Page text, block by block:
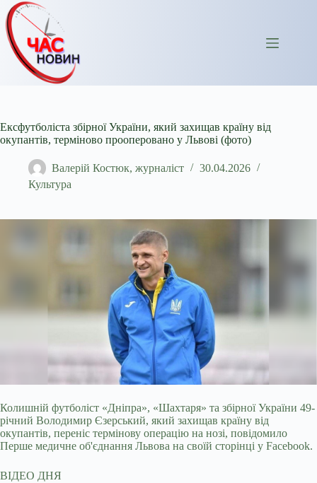
Перейти
до
вмісту
Ексфутболіста збірної України, який захищав країну від
окупантів, терміново прооперовано у Львові (фото)
Валерій Костюк, журналіст
30.04.2026
Культура
Колишній футболіст «Дніпра», «Шахтаря» та збірної України 49-
річний Володимир Єзерський, який захищав країну від
окупантів, переніс термінову операцію на нозі, повідомило
Перше медичне об'єднання Львова на своїй сторінці у Facebook.
ВІДЕО ДНЯ